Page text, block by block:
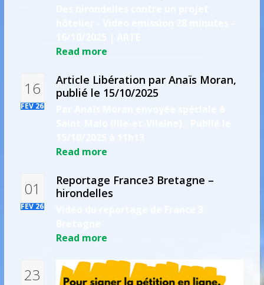
Read more
16
FÉV 26
Article Libération par Anaïs Moran,
publié le 15/10/2025
Read more
01
FÉV 26
Reportage France3 Bretagne –
hirondelles
Read more
23